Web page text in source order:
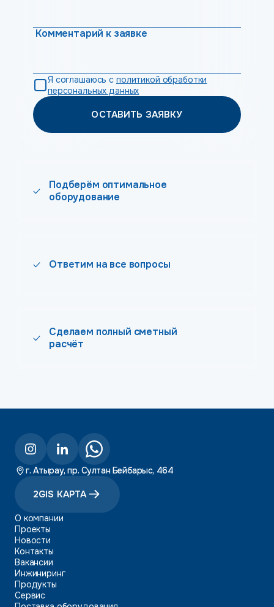
Комментарий к заявке
Я соглашаюсь с политикой обработки
персональных данных
ОСТАВИТЬ ЗАЯВКУ
Подберём оптимальное
оборудование
Ответим на все вопросы
Сделаем полный сметный
расчёт
г. Атырау, пр. Султан Бейбарыс, 464
2GIS КАРТА
О компании
Проекты
Новости
Контакты
Вакансии
Инжиниринг
Продукты
Сервис